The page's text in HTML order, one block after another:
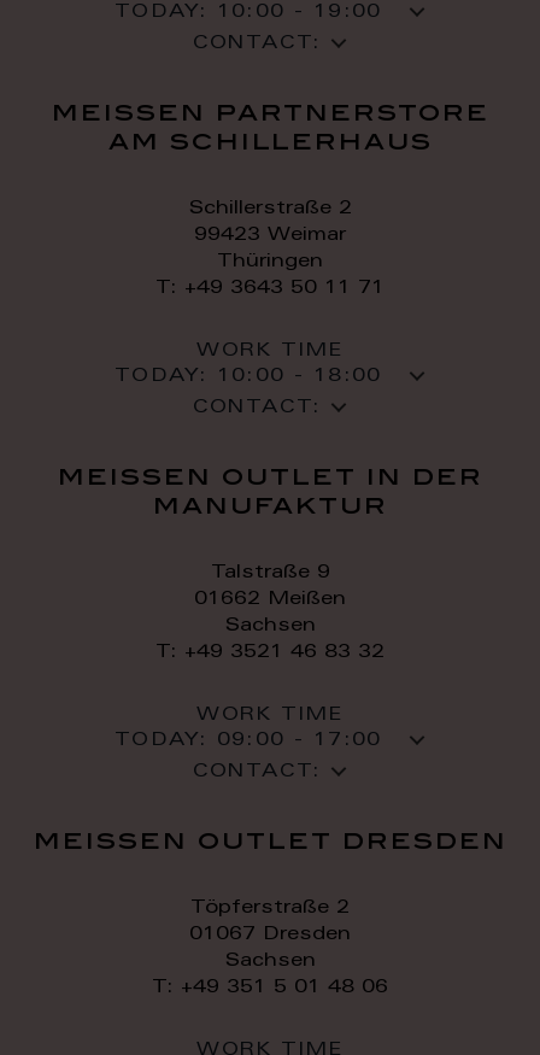
TODAY:
10:00 - 19:00
CONTACT:
meissen partnerstore
am schillerhaus
Schillerstraße 2
99423 Weimar
Thüringen
T: +49 3643 50 11 71
WORK TIME
TODAY:
10:00 - 18:00
CONTACT:
meissen outlet in der
manufaktur
Talstraße 9
01662 Meißen
Sachsen
T: +49 3521 46 83 32
WORK TIME
TODAY: 09:00 - 17:00
CONTACT:
meissen outlet dresden
Töpferstraße 2
01067 Dresden
Sachsen
T: +49 351 5 01 48 06
WORK TIME